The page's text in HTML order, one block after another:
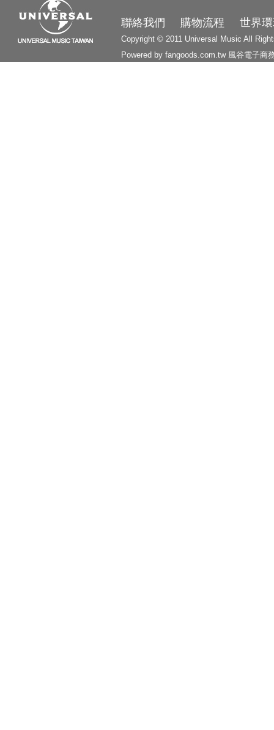
聯絡我們 購物流程 世界
Copyright © 2011 Universal Music All
Powered by fangoods.com.tw 風谷電子商